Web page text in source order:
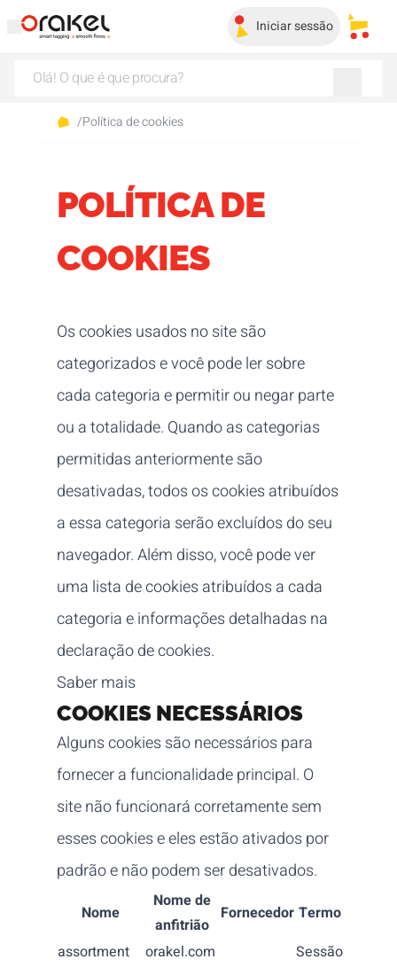
Iniciar sessão Os
/Política de cookies
POLÍTICA DE
COOKIES
Os cookies usados no site são
categorizados e você pode ler sobre
cada categoria e permitir ou negar parte
ou a totalidade. Quando as categorias
permitidas anteriormente são
desativadas, todos os cookies atribuídos
a essa categoria serão excluídos do seu
navegador. Além disso, você pode ver
uma lista de cookies atribuídos a cada
categoria e informações detalhadas na
declaração de cookies.
Saber mais
COOKIES NECESSÁRIOS
Alguns cookies são necessários para
fornecer a funcionalidade principal. O
site não funcionará corretamente sem
esses cookies e eles estão ativados por
padrão e não podem ser desativados.
Nome
Nome de
anfitrião
Fornecedor Termo
assortment
orakel.com
Sessão